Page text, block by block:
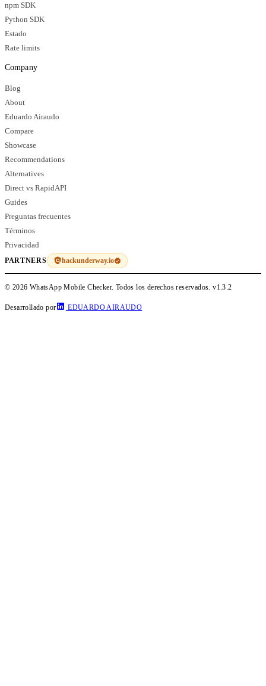
npm SDK
Python SDK
Estado
Rate limits
Company
Blog
About
Eduardo Airaudo
Compare
Showcase
Recommendations
Alternatives
Direct vs RapidAPI
Guides
Preguntas frecuentes
Términos
Privacidad
PARTNERS hackunderway.io
© 2026 WhatsApp Mobile Checker. Todos los derechos reservados.v1.3.2
Desarrollado por EDUARDO AIRAUDO